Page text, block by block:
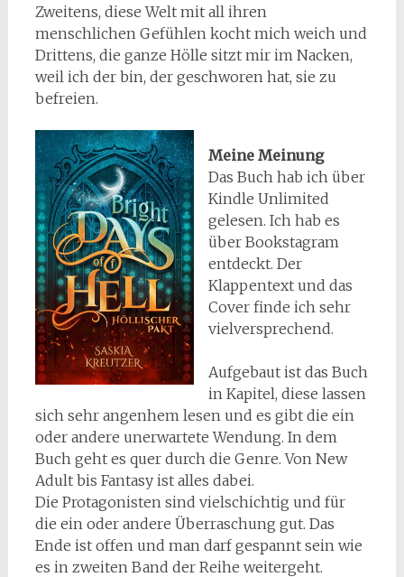
Zweitens, diese Welt mit all ihren
menschlichen Gefühlen kocht mich weich und
Drittens, die ganze Hölle sitzt mir im Nacken,
weil ich der bin, der geschworen hat, sie zu
befreien.
Meine Meinung
Das Buch hab ich über
Kindle Unlimited
gelesen. Ich hab es
über Bookstagram
entdeckt. Der
Klappentext und das
Cover finde ich sehr
vielversprechend.
Aufgebaut ist das Buch
in Kapitel, diese lassen
sich sehr angenhem lesen und es gibt die ein
oder andere unerwartete Wendung. In dem
Buch geht es quer durch die Genre. Von New
Adult bis Fantasy ist alles dabei.
Die Protagonisten sind vielschichtig und für
die ein oder andere Überraschung gut. Das
Ende ist offen und man darf gespannt sein wie
es in zweiten Band der Reihe weitergeht.